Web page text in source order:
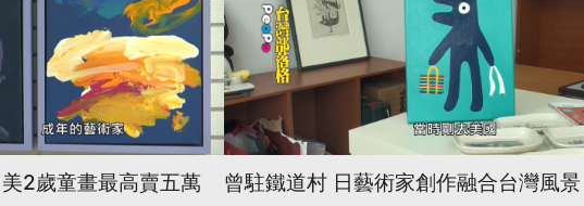
2歲童畫最高賣五萬 曾駐鐵道村 日藝術家創作融合台灣風景